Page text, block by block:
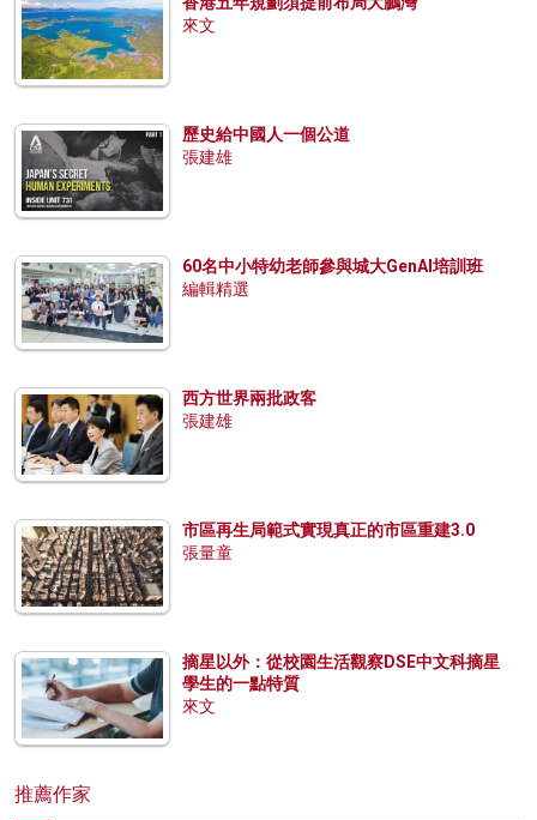
來文
歷史給中國人一個公道
張建雄
60名中小特幼老師參與城大GenAI培訓班
編輯精選
西方世界兩批政客
張建雄
市區再生局範式實現真正的市區重建3.0
張量童
摘星以外：從校園生活觀察DSE中文科摘星
學生的一點特質
來文
推薦作家